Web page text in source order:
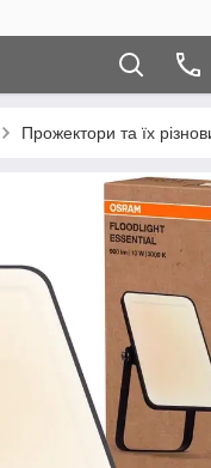
Прожектори та їх